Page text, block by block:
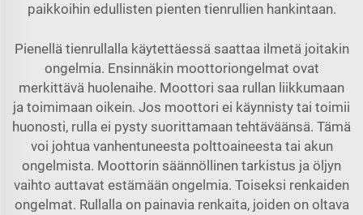
paikkoihin edullisten pienten tienrullien hankintaan.
Pienellä tienrullalla käytettäessä saattaa ilmetä joitakin
ongelmia. Ensinnäkin moottoriongelmat ovat
merkittävä huolenaihe. Moottori saa rullan liikkumaan
ja toimimaan oikein. Jos moottori ei käynnisty tai toimii
huonosti, rulla ei pysty suorittamaan tehtäväänsä. Tämä
voi johtua vanhentuneesta polttoaineesta tai akun
ongelmista. Moottorin säännöllinen tarkistus ja öljyn
vaihto auttavat estämään ongelmia. Toiseksi renkaiden
ongelmat. Rullalla on painavia renkaita, joiden on oltava